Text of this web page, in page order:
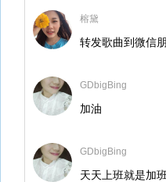
榕黛
转发歌曲到微信
GDbigBing
加油
GDbigBing
天天上班就是加